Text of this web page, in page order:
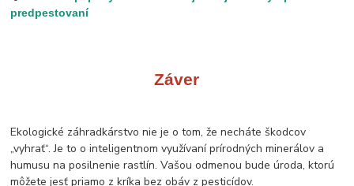
predpestovaní
Záver
Ekologické záhradkárstvo nie je o tom, že necháte škodcov
„vyhrať“. Je to o inteligentnom využívaní prírodných minerálov a
humusu na posilnenie rastlín. Vašou odmenou bude úroda, ktorú
môžete jesť priamo z kríka bez obáv z pesticídov.